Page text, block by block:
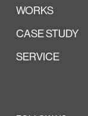
WORKS
CASE STUDY
SERVICE